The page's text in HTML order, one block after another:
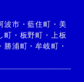
波市 ・藍住町 ・ 美
町 ・ 板野町 ・
上板
・ 勝浦町 ・牟岐町 ・